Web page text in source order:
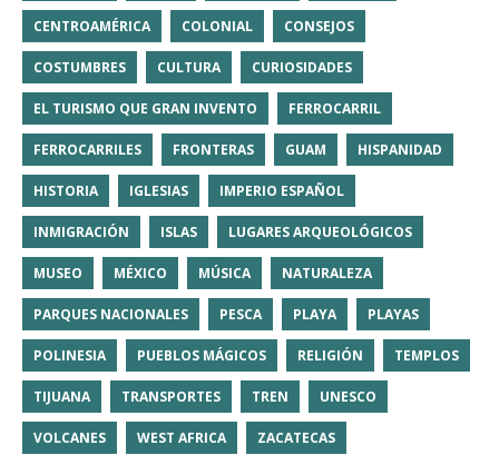
CENTROAMÉRICA COLONIAL CONSEJOS
COSTUMBRES CULTURA CURIOSIDADES
EL TURISMO QUE GRAN INVENTO FERROCARRIL
FERROCARRILES FRONTERAS GUAM HISPANIDAD
HISTORIA IGLESIAS IMPERIO ESPAÑOL
INMIGRACIÓN ISLAS LUGARES ARQUEOLÓGICOS
MUSEO MÉXICO MÚSICA NATURALEZA
PARQUES NACIONALES PESCA PLAYA PLAYAS
POLINESIA PUEBLOS MÁGICOS RELIGIÓN TEMPLOS
TIJUANA TRANSPORTES TREN UNESCO
VOLCANES WEST AFRICA ZACATECAS